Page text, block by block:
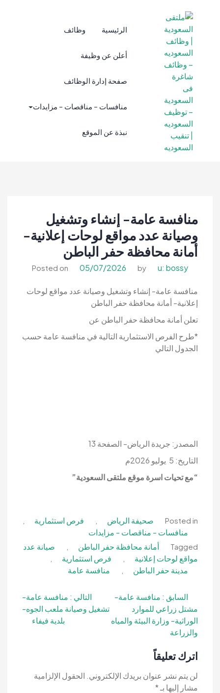
وظائف
شاغرة فى
السعودية –
توظيف
السعوديه |
السعوديه
توظيف السعوديه
| تنقيب السعوديه
الرئيسية وظائف
أعلن عن وظيفة
صفحة إدارة الوظائف
منافسات – مناقصات – مزايدات
نبذة عن الموقع
منافسة عامة- إنشاء وتشغيل
وصيانة عدد مواقع لوحات إعلانية-
أمانة محافظة حفر الباطن
Posted on 05/07/2026 by u: bossy
منافسة عامة- إنشاء وتشغيل وصيانة عدد مواقع لوحات
إعلانية- أمانة محافظة حفر الباطن
تعلن أمانة محافظة حفر الباطن عن
*طرح الفرص الاستثمارية التالية في منافسة عامة حسب
الجدول التالي
المصدر: جريدة الرياض- الصفحة 13
التاريخ: 5 يوليو 2026م
“مع تحيات اسرة موقع ملتقى السعودية”
Posted in صحيفة الرياض فرص استثمارية
منافسات - مناقصات - مزايدات
Tagged أمانة محافظة حفر الباطن
صيانة عدد
مواقع لوحات إعلانية
فرص استثمارية
مدينة حفر الباطن منافسة عامة
تصفّح
المقالات
السابق : منافسة عامة-
مشتل زراعي للموارد
الوراثية- وزارة البيئة والمياه
والزراعة
التالي : منافسة عامة-
تشغيل وصيانة ملعب الجوه-
بلدية فيفاء
اترك تعليقاً
لن يتم نشر عنوان بريدك الإلكتروني. الحقول الإلزامية
مشار إليها بـ*